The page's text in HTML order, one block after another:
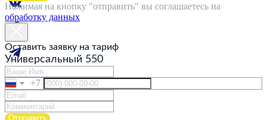
© 2021 GST world
Политика конфиденциальности
*2545
Нажимая на кнопку "отправить" вы соглашаетесь на
обработку данных
Оставить заявку на тариф
Универсальный 550
+7
Отправить